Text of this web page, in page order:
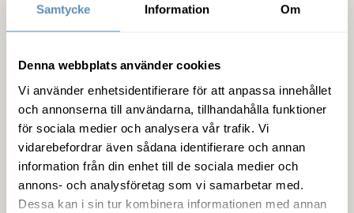
Samtycke Information Om
Denna webbplats använder cookies
Vi använder enhetsidentifierare för att anpassa innehållet
och annonserna till användarna, tillhandahålla funktioner
för sociala medier och analysera vår trafik. Vi
vidarebefordrar även sådana identifierare och annan
information från din enhet till de sociala medier och
annons- och analysföretag som vi samarbetar med.
Dessa kan i sin tur kombinera informationen med annan
Detaljer om lokalen
Fastigheten
Service
Miljöcertifiering